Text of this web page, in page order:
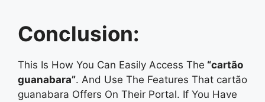
Conclusion:
This Is How You Can Easily Access The “cartão
guanabara”. And Use The Features That cartão
guanabara Offers On Their Portal. If You Have